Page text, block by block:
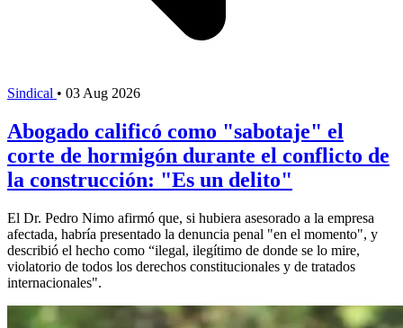
Sindical • 03 Aug 2026
Abogado calificó como "sabotaje" el
corte de hormigón durante el conflicto de
la construcción: "Es un delito"
El Dr. Pedro Nimo afirmó que, si hubiera asesorado a la empresa
afectada, habría presentado la denuncia penal "en el momento", y
describió el hecho como “ilegal, ilegítimo de donde se lo mire,
violatorio de todos los derechos constitucionales y de tratados
internacionales".